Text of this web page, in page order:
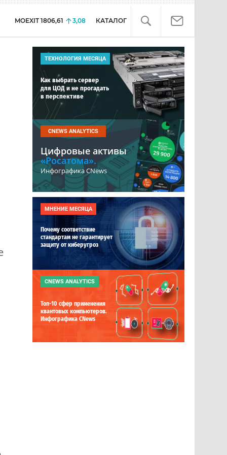
MOEXIT 1806,61 3,08 КАТАЛОГ
ТЕХНОЛОГИЯ МЕСЯЦА
Как выбрать сервер
для ЦОД и не прогадать
в перспективе
CNEWS ANALYTICS
Цифровые активы
«Росатома».
Инфографика CNews
МНЕНИЕ МЕСЯЦА
Почему соответствие
стандартам не гарантирует
защиту от киберугроз
CNEWS ANALYTICS
Топ-10 сфер применения
квантовых компьютеров.
Инфографика CNews